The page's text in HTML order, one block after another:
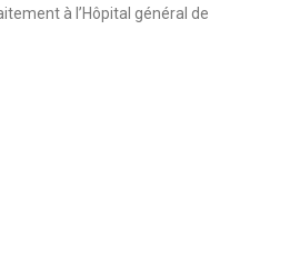
à l’Hôpital général de